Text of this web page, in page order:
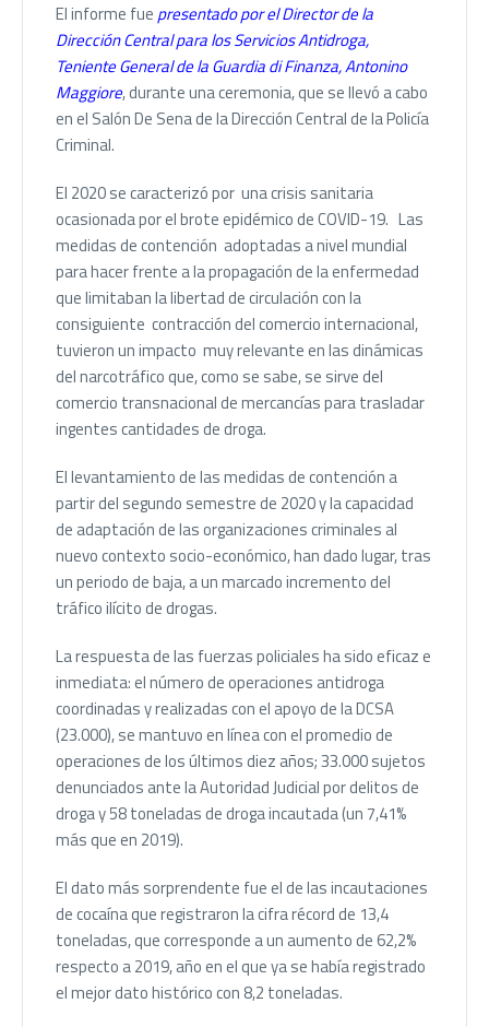
El informe fue presentado por el Director de la
Dirección Central para los Servicios Antidroga,
Teniente General de la Guardia di Finanza, Antonino
Maggiore, durante una ceremonia, que se llevó a cabo
en el Salón De Sena de la Dirección Central de la Policía
Criminal.
El 2020 se caracterizó por una crisis sanitaria
ocasionada por el brote epidémico de COVID-19. Las
medidas de contención adoptadas a nivel mundial
para hacer frente a la propagación de la enfermedad
que limitaban la libertad de circulación con la
consiguiente contracción del comercio internacional,
tuvieron un impacto muy relevante en las dinámicas
del narcotráfico que, como se sabe, se sirve del
comercio transnacional de mercancías para trasladar
ingentes cantidades de droga.
El levantamiento de las medidas de contención a
partir del segundo semestre de 2020 y la capacidad
de adaptación de las organizaciones criminales al
nuevo contexto socio-económico, han dado lugar, tras
un periodo de baja, a un marcado incremento del
tráfico ilícito de drogas.
La respuesta de las fuerzas policiales ha sido eficaz e
inmediata: el número de operaciones antidroga
coordinadas y realizadas con el apoyo de la DCSA
(23.000), se mantuvo en línea con el promedio de
operaciones de los últimos diez años; 33.000 sujetos
denunciados ante la Autoridad Judicial por delitos de
droga y 58 toneladas de droga incautada (un 7,41%
más que en 2019).
El dato más sorprendente fue el de las incautaciones
de cocaína que registraron la cifra récord de 13,4
toneladas, que corresponde a un aumento de 62,2%
respecto a 2019, año en el que ya se había registrado
el mejor dato histórico con 8,2 toneladas.